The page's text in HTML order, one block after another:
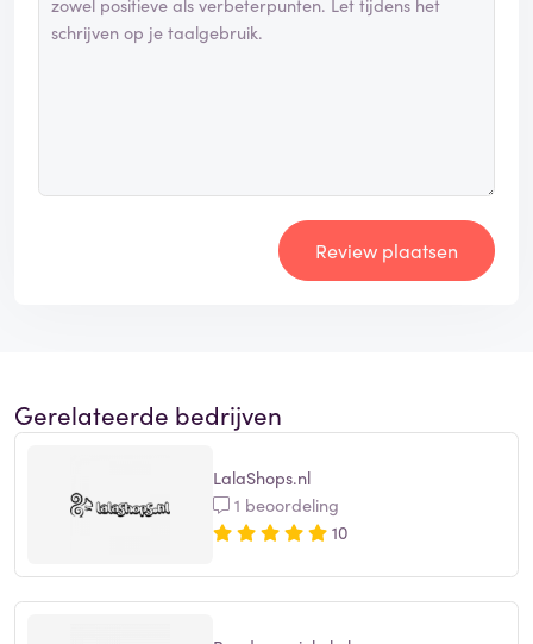
Review plaatsen
Gerelateerde bedrijven
LalaShops.nl
1 beoordeling
10